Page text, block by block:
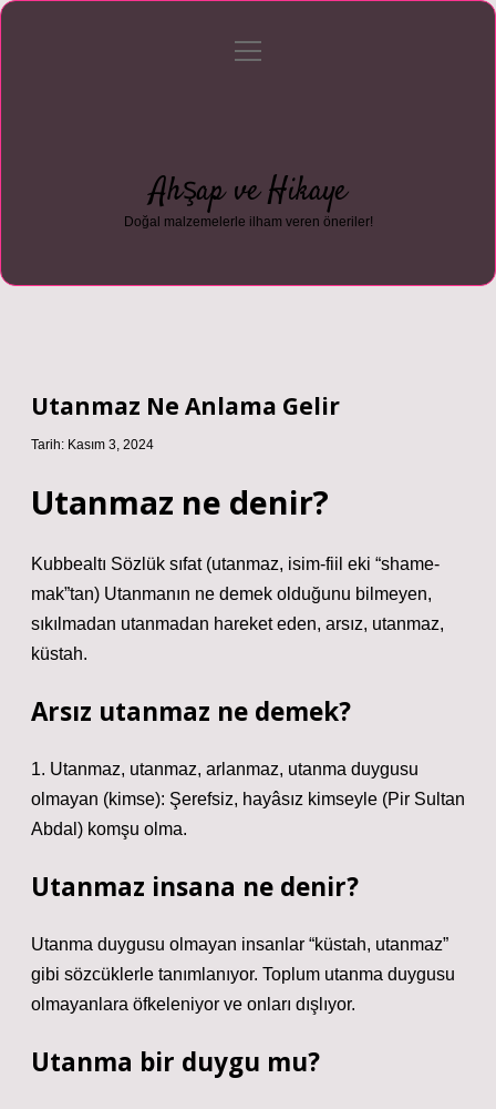
Gizlilik Politikası
menüyü
Ahşap ve Hikaye
Doğal malzemelerle ilham veren öneriler!
Utanmaz Ne Anlama Gelir
Tarih: Kasım 3, 2024
Utanmaz ne denir?
Kubbealtı Sözlük sıfat (utanmaz, isim-fiil eki “shame-
mak”tan) Utanmanın ne demek olduğunu bilmeyen,
sıkılmadan utanmadan hareket eden, arsız, utanmaz,
küstah.
Arsız utanmaz ne demek?
1. Utanmaz, utanmaz, arlanmaz, utanma duygusu
olmayan (kimse): Şerefsiz, hayâsız kimseyle (Pir Sultan
Abdal) komşu olma.
Utanmaz insana ne denir?
Utanma duygusu olmayan insanlar “küstah, utanmaz”
gibi sözcüklerle tanımlanıyor. Toplum utanma duygusu
olmayanlara öfkeleniyor ve onları dışlıyor.
Utanma bir duygu mu?